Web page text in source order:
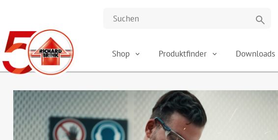
search
Shop Produktfinder Downloads